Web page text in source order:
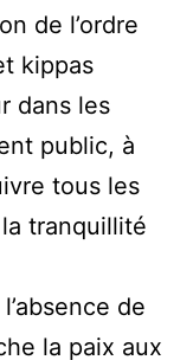
de l’ordre
kippas
dans les
public, à
tous les
tranquillité
de
la paix aux